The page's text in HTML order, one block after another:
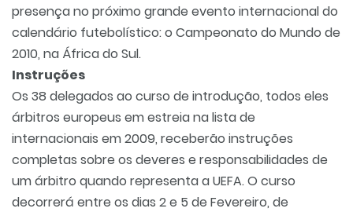
presença no próximo grande evento internacional do
calendário futebolístico: o Campeonato do Mundo de
2010, na África do Sul.
Instruções
Os 38 delegados ao curso de introdução, todos eles
árbitros europeus em estreia na lista de
internacionais em 2009, receberão instruções
completas sobre os deveres e responsabilidades de
um árbitro quando representa a UEFA. O curso
decorrerá entre os dias 2 e 5 de Fevereiro, de